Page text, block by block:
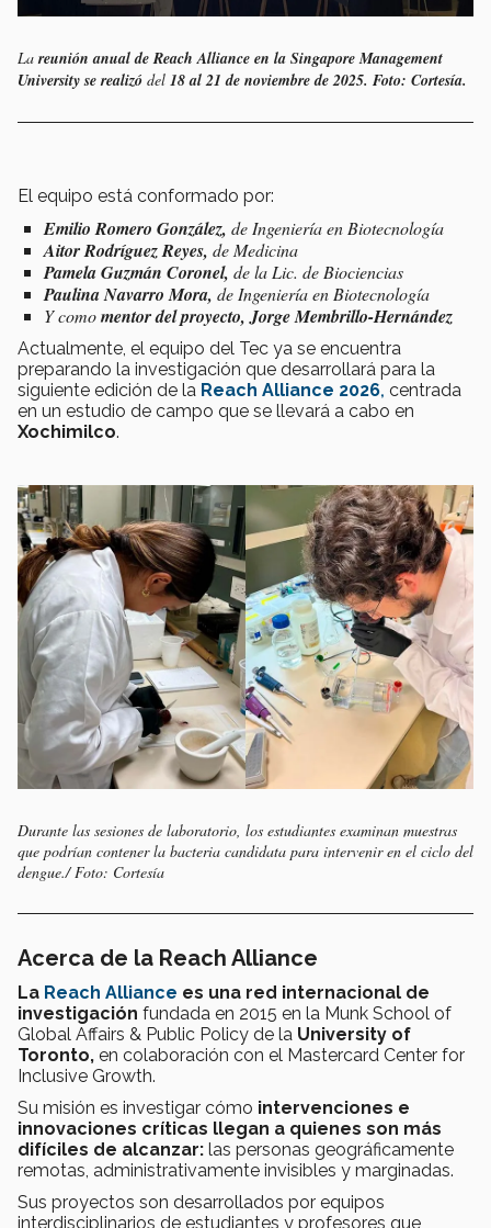
La reunión anual de Reach Alliance en la Singapore Management
University se realizó del 18 al 21 de noviembre de 2025. Foto: Cortesía.
El equipo está conformado por:
Emilio Romero González, de Ingeniería en Biotecnología
Aitor Rodríguez Reyes, de Medicina
Pamela Guzmán Coronel, de la Lic. de Biociencias
Paulina Navarro Mora, de Ingeniería en Biotecnología
Y comomentor del proyecto, Jorge Membrillo-Hernández
Actualmente, el equipo del Tec ya se encuentra
preparando la investigación que desarrollará para la
siguiente edición de la Reach Alliance 2026, centrada
en un estudio de campo que se llevará a cabo en
Xochimilco.
Durante las sesiones de laboratorio, los estudiantes examinan muestras
que podrían contener la bacteria candidata para intervenir en el ciclo del
dengue./ Foto: Cortesía
Acerca de la Reach Alliance
La Reach Alliance es una red internacional de
investigación fundada en 2015 en la Munk School of
Global Affairs & Public Policy de la University of
Toronto, en colaboración con el Mastercard Center for
Inclusive Growth.
Su misión es investigar cómo intervenciones e
innovaciones críticas llegan a quienes son más
difíciles de alcanzar: las personas geográficamente
remotas, administrativamente invisibles y marginadas.
Sus proyectos son desarrollados por equipos
interdisciplinarios de estudiantes y profesores que